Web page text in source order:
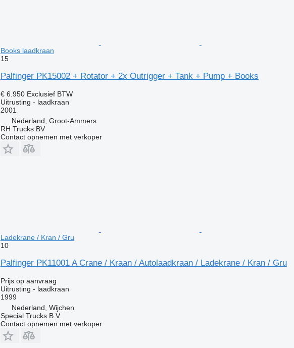
Books laadkraan
15
Palfinger PK15002 + Rotator + 2x Outrigger + Tank + Pump + Books
€ 6.950 Exclusief BTW
Uitrusting - laadkraan
2001
Nederland, Groot-Ammers
RH Trucks BV
Contact opnemen met verkoper
Ladekrane / Kran / Gru
10
Palfinger PK11001 A Crane / Kraan / Autolaadkraan / Ladekrane / Kran / Gru
Prijs op aanvraag
Uitrusting - laadkraan
1999
Nederland, Wijchen
Special Trucks B.V.
Contact opnemen met verkoper